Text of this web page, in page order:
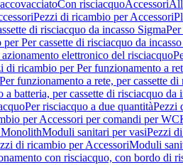
Con risciacquoAccessori
Pezzi di ricambio per Accessori
di risciacquo da incasso Sigma
Per cassette di risciacquo da
elettronico del risciacquo
di ricambio per Per funzionamento a
funzionamento a rete, per cassette
batteria, per cassette di risciacquo da
Per risciacquo a due quantitàPezzi
per Accessori per comandi per WC
Moduli sanitari per vasiPezzi
di ricambio per AccessoriModuli
con risciacquo, con bordo di